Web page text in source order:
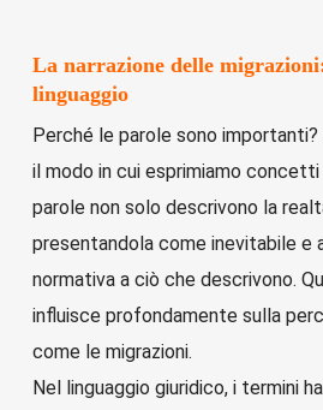
La narrazione delle
linguaggio
Perché le parole sono
il modo in cui esprimiamo
parole non solo descrivono la
presentandola come inevitabile e
normativa a ciò che descrivono.
influisce profondamente sulla
come le migrazioni.
Nel linguaggio giuridico, i termini